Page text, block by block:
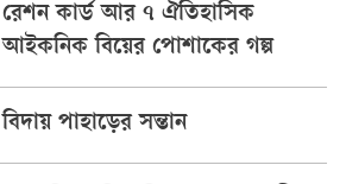
রেশন কার্ড আর ৭ ঐতিহাসিক
আইকনিক বিয়ের পোশাকের গল্প
বিদায় পাহাড়ের সন্তান